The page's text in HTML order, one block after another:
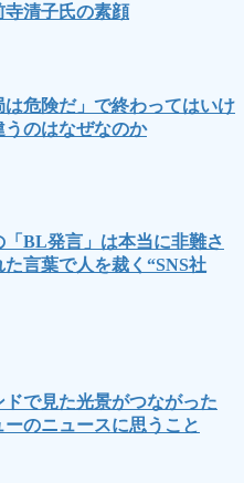
寺清子氏の素顔
は危険だ」で終わってはいけ
のはなぜなのか
「BL発言」は本当に非難さ
言葉で人を裁く“SNS社
ドで見た光景がつながった
のニュースに思うこと